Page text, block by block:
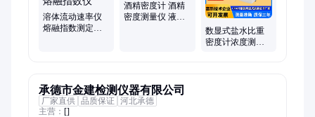
溶体流动速率仪
熔融指数测定仪
酒精密度计 酒精
密度测量仪 液体
数显式盐水比重
密度计浓度测试
承德市金建检测仪器有限公司
厂家直供 品质保证 河北承德
主营： []